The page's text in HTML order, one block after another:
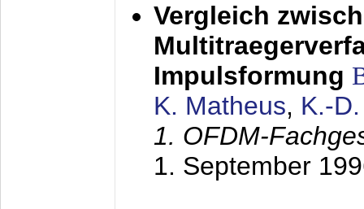
Vergleich
Impulsformung
K. Matheus, K.-
1. OFDM-
1. September